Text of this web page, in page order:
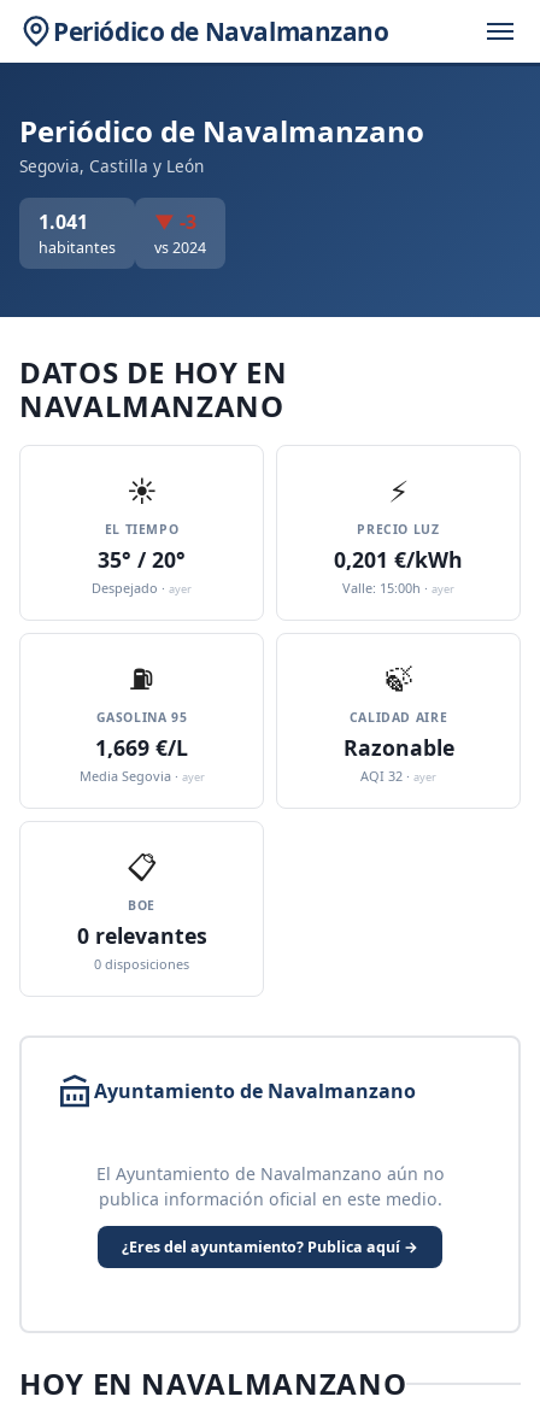
Periódico de Navalmanzano
Periódico de Navalmanzano
Segovia, Castilla y León
1.041
habitantes
▼ -3
vs 2024
DATOS DE HOY EN
NAVALMANZANO
☀️
EL TIEMPO
35° / 20°
Despejado · ayer
⚡
PRECIO LUZ
0,201 €/kWh
Valle: 15:00h · ayer
⛽️
GASOLINA 95
1,669 €/L
Media Segovia · ayer
🍃
CALIDAD AIRE
Razonable
AQI 32 · ayer
📋
BOE
0 relevantes
0 disposiciones
Ayuntamiento de Navalmanzano
El Ayuntamiento de Navalmanzano aún no
publica información oficial en este medio.
¿Eres del ayuntamiento? Publica aquí →
HOY EN NAVALMANZANO